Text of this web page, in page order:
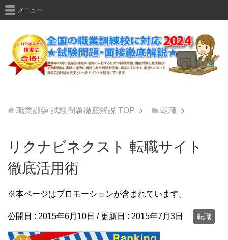
メニュー
職業訓練 試験問題徹底解説 TOP 転職
リクナビネクスト 転職サイト
徹底活用術
※本ページはプロモーションが含まれています。
公開日 : 2015年6月10日 / 更新日 : 2015年7月3日 転職